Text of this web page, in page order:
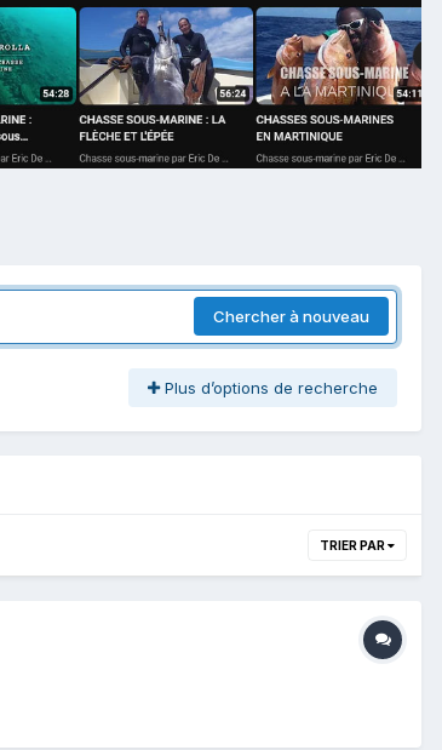
Chercher à nouveau
Plus d’options de recherche
TRIER PAR